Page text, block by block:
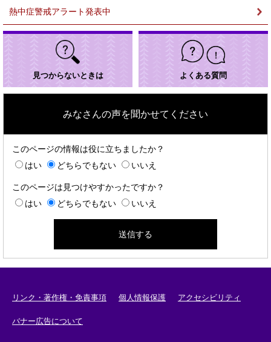
熱中症警戒アラート発表中
見つからないときは よくある質問
みなさんの声を聞かせてください
このページの情報は役に立ちましたか？
はい
どちらでもない いいえ
このページは見つけやすかったですか？
はい
どちらでもない いいえ
リンク・著作権・免責事項 個人情報保護 アクセシビリティ
バナー広告について